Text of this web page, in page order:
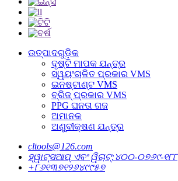
ଉତ୍ପାଦଗୁଡ଼ିକ
ଦୃଷ୍ଟି ମାପକ ଯନ୍ତ୍ର
ସ୍ୱୟଂଚାଳିତ ପ୍ରକାର VMS
ଇନଷ୍ଟାଣ୍ଟ VMS
ବ୍ରିଜ୍ ପ୍ରକାର VMS
PPG ଘନତା ଗଜ
ଅମାନକ
ଅଣୁବୀକ୍ଷଣ ଯନ୍ତ୍ର
cltools@126.com
ହ୍ୱାଟ୍ସଆପ୍ ଏବଂ ୱିଚାଟ୍:୪୦୦-୦୭୬୯-୧୮୮
+୮୬୧୩୭୧୨୬୪୯୯୫୭